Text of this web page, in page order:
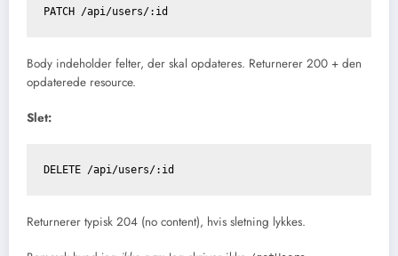
Body indeholder felter, der skal opdateres. Returnerer 200 + den
opdaterede resource.
Slet:
Returnerer typisk 204 (no content), hvis sletning lykkes.